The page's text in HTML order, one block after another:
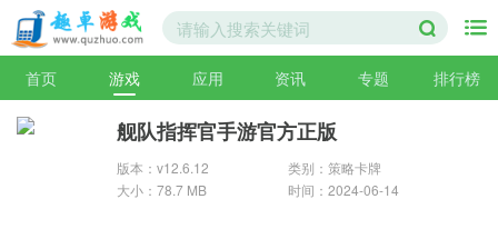
首页 游戏 应用 资讯 专题 排行榜
舰队指挥官手游官方正版
版本：v12.6.12
类别：策略卡牌
大小：78.7 MB
时间：2024-06-14